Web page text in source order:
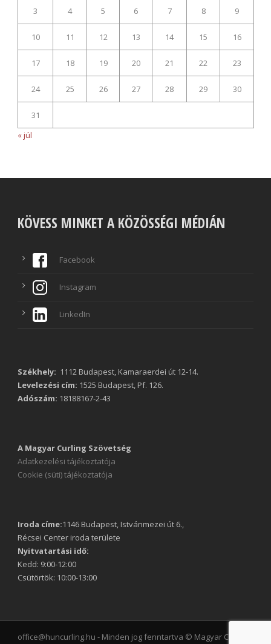
3 4 5 6 7 8 9
10 11 12 13 14 15 16
17 18 19 20 21 22 23
24 25 26 27 28 29 30
31
« júl
KÖVESS MINKET A KÖZÖSSÉGI MÉDIÁN
Facebook
Instagram
LinkedIn
Székhely: 1112 Budapest, Kamaraerdei út 12-14.
Levelezési cím: 1525 Budapest, Pf. 126.
Adószám: 18188167-2-43
A Magyar Curling Szövetség
Adatkezelési tájékoztatója
Cookie (süti) tájékoztatója
Iroda címe:1146 Budapest, Istvánmezei út 6.,
Récsei Center iroda területe
Nyitvatartási idő:
Kedd: 9:00-12:00
Csütörtök: 10:00-13:00
office@huncurling.hu - Minden jog fenntartva © Magyar Curling